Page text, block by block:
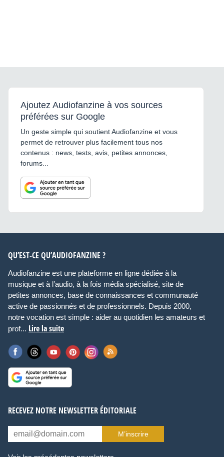
Ajoutez Audiofanzine à vos sources
préférées sur Google
Un geste simple qui soutient Audiofanzine et vous
permet de retrouver plus facilement tous nos
contenus : news, tests, avis, petites annonces,
forums...
QU’EST-CE QU’AUDIOFANZINE ?
Audiofanzine est une plateforme en ligne dédiée à la
musique et à l’audio, à la fois média spécialisé, site de
petites annonces, base de connaissances et communauté
active de passionnés et de professionnels. Depuis 2000,
notre vocation est simple : aider au quotidien les amateurs et
prof... Lire la suite
RECEVEZ NOTRE NEWSLETTER ÉDITORIALE
M’inscrire